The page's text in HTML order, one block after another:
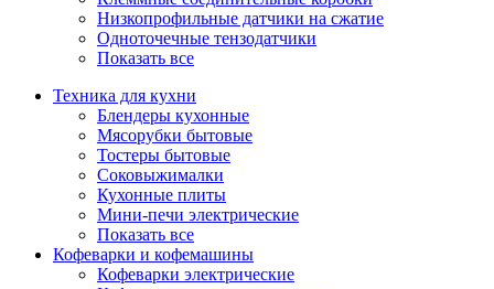
Низкопрофильные датчики на сжатие
Одноточечные тензодатчики
Показать все
Техника для кухни
Блендеры кухонные
Мясорубки бытовые
Тостеры бытовые
Соковыжималки
Кухонные плиты
Мини-печи электрические
Показать все
Кофеварки и кофемашины
Кофеварки электрические